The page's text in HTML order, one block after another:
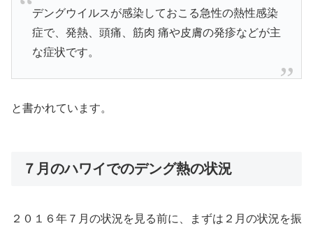
デングウイルスが感染しておこる急性の熱性感染
症で、発熱、頭痛、筋肉 痛や皮膚の発疹などが主
な症状です。
と書かれています。
７月のハワイでのデング熱の状況
２０１６年７月の状況を見る前に、まずは２月の状況を振